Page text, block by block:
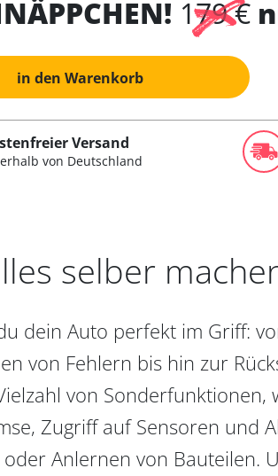
179 €
in den Warenkorb
Versand
von Deutschland
selber
dein Auto perfekt im Griff:
von Fehlern bis hin zur
von Sonderfunktionen,
Zugriff auf Sensoren und
Anlernen von Bauteilen.